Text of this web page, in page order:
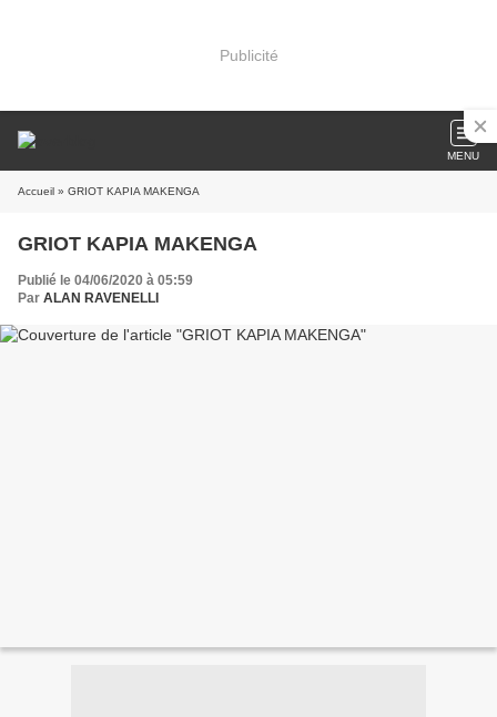
Publicité
MENU
Accueil » GRIOT KAPIA MAKENGA
GRIOT KAPIA MAKENGA
Publié le 04/06/2020 à 05:59
Par ALAN RAVENELLI